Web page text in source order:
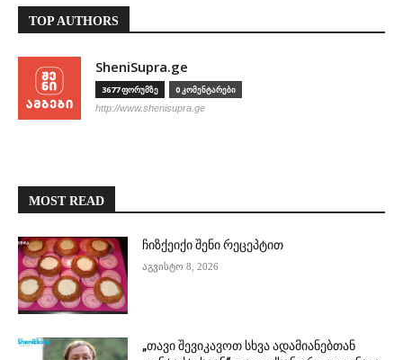
TOP AUTHORS
SheniSupra.ge
3677 ფორუმზე 0 კომენტარები
http://www.shenisupra.ge
MOST READ
ჩიზქეიქი შენი რეცეპტით
აგვისტო 8, 2026
„თავი შევიკავოთ სხვა ადამიანებთან